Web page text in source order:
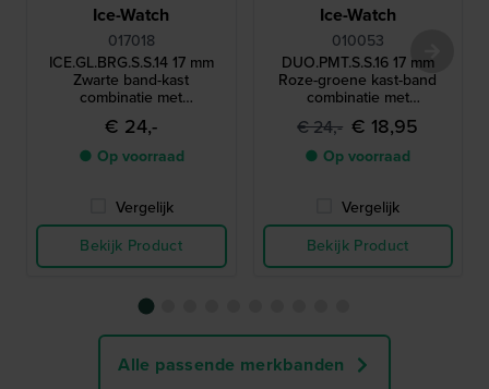
Ice-Watch
017018
ICE.GL.BRG.S.S.14 17 mm
Zwarte band-kast
combinatie met
schroefdeksel
€ 24,-
● Op voorraad
Vergelijk
Bekijk Product
Ice-Watch
010053
DUO.PMT.S.S.16 17 mm
Roze-groene kast-band
combinatie met
schroefdeksel
€ 24,- € 18,95
● Op voorraad
Vergelijk
Bekijk Product
Alle passende merkbanden